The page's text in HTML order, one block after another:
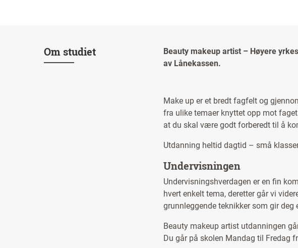
Om studiet
Beauty makeup artist – Høyere
av Lånekassen.
Make up er et bredt fagfelt og
fra ulike temaer knyttet opp mot
at du skal være godt forberedt til å
Utdanning heltid dagtid – små
Undervisningen
Undervisningshverdagen er en fin
hvert enkelt tema, deretter går vi
grunnleggende teknikker som gir
Beauty makeup artist utdanningen
Du går på skolen Mandag til Fredag